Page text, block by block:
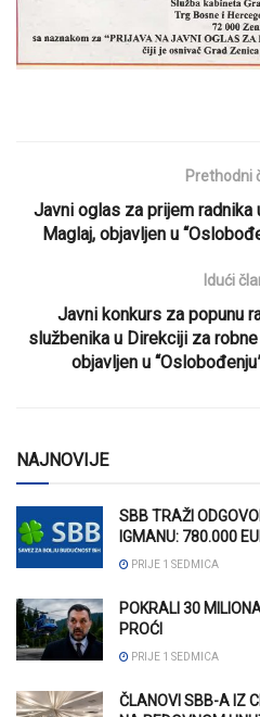
Prethodni
Javni oglas za prijem radnika
Maglaj, objavljen u
Idući
Javni konkurs za popunu
službenika u Direkciji za
objavljen u
NAJNOVIJE
SBB TRAŽI
IGMANU: 780.000
PRIJE 1 SEDMICA
POKRALI 30
PROĆI
PRIJE 1 SEDMICA
ČLANOVI SBB-A IZ